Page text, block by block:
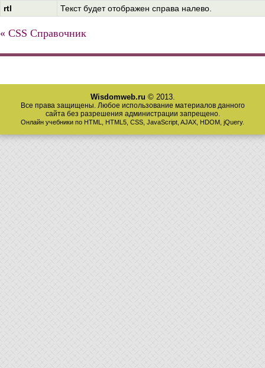
rtl
Текст будет отображен справа налево.
« CSS Справочник
Wisdomweb.ru © 2013.
Все права защищены. Любое использование материалов данного
сайта без разрешения администрации запрещено.
Онлайн учебники по HTML, HTML5, CSS, JavaScript, AJAX, HDOM, jQuery.